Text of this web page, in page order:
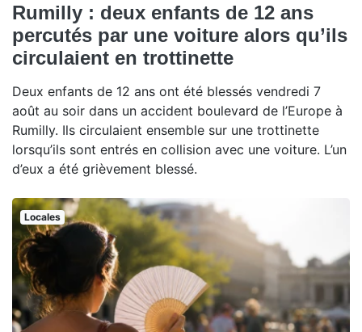
Rumilly : deux enfants de 12 ans
percutés par une voiture alors qu’ils
circulaient en trottinette
Deux enfants de 12 ans ont été blessés vendredi 7
août au soir dans un accident boulevard de l’Europe à
Rumilly. Ils circulaient ensemble sur une trottinette
lorsqu’ils sont entrés en collision avec une voiture. L’un
d’eux a été grièvement blessé.
Locales